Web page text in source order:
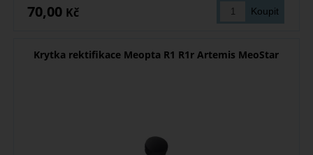
70,00 Kč
Krytka rektifikace Meopta R1 R1r Artemis MeoStar